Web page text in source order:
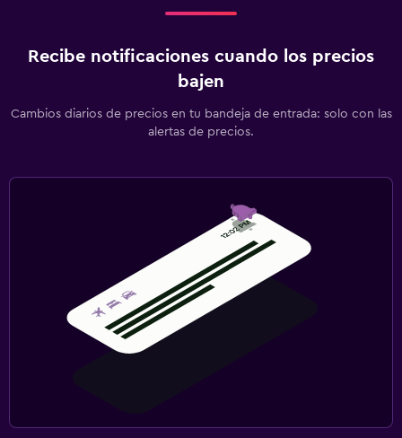
Lavandería
Servicio de planchado
Servicios de lavandería/tintorería
Camas extralargas (+2 m)
Enchufe cerca de la cama
Armario o clóset
Recibe notificaciones cuando los precios
bajen
Cambios diarios de precios en tu bandeja de entrada: solo con las
alertas de precios.